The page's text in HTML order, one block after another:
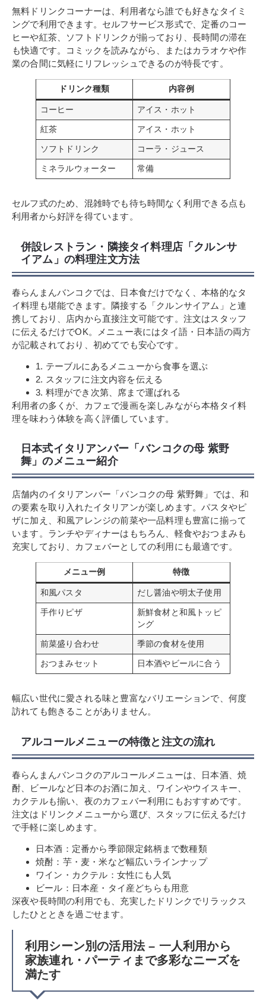
無料ドリンクコーナーは、利用者なら誰でも好きなタイミ
ングで利用できます。セルフサービス形式で、定番のコー
ヒーや紅茶、ソフトドリンクが揃っており、長時間の滞在
も快適です。コミックを読みながら、またはカラオケや作
業の合間に気軽にリフレッシュできるのが特長です。
ドリンク種類 内容例
コーヒー アイス・ホット
紅茶 アイス・ホット
ソフトドリンク コーラ・ジュース
ミネラルウォーター 常備
セルフ式のため、混雑時でも待ち時間なく利用できる点も
利用者から好評を得ています。
併設レストラン・隣接タイ料理店「クルンサ
イアム」の料理注文方法
春らんまんバンコクでは、日本食だけでなく、本格的なタ
イ料理も堪能できます。隣接する「クルンサイアム」と連
携しており、店内から直接注文可能です。注文はスタッフ
に伝えるだけでOK。メニュー表にはタイ語・日本語の両方
が記載されており、初めてでも安心です。
1. テーブルにあるメニューから食事を選ぶ
2. スタッフに注文内容を伝える
3. 料理ができ次第、席まで運ばれる
利用者の多くが、カフェで漫画を楽しみながら本格タイ料
理を味わう体験を高く評価しています。
日本式イタリアンバー「バンコクの母 紫野
舞」のメニュー紹介
店舗内のイタリアンバー「バンコクの母 紫野舞」では、和
の要素を取り入れたイタリアンが楽しめます。パスタやピ
ザに加え、和風アレンジの前菜や一品料理も豊富に揃って
います。ランチやディナーはもちろん、軽食やおつまみも
充実しており、カフェバーとしての利用にも最適です。
メニュー例 特徴
和風パスタ だし醤油や明太子使用
手作りピザ
新鮮食材と和風トッピ
ング
前菜盛り合わせ 季節の食材を使用
おつまみセット 日本酒やビールに合う
幅広い世代に愛される味と豊富なバリエーションで、何度
訪れても飽きることがありません。
アルコールメニューの特徴と注文の流れ
春らんまんバンコクのアルコールメニューは、日本酒、焼
酎、ビールなど日本のお酒に加え、ワインやウイスキー、
カクテルも揃い、夜のカフェバー利用にもおすすめです。
注文はドリンクメニューから選び、スタッフに伝えるだけ
で手軽に楽しめます。
日本酒：定番から季節限定銘柄まで数種類
焼酎：芋・麦・米など幅広いラインナップ
ワイン・カクテル：女性にも人気
ビール：日本産・タイ産どちらも用意
深夜や長時間の利用でも、充実したドリンクでリラックス
したひとときを過ごせます。
利用シーン別の活用法 – 一人利用から
家族連れ・パーティまで多彩なニーズを
満たす